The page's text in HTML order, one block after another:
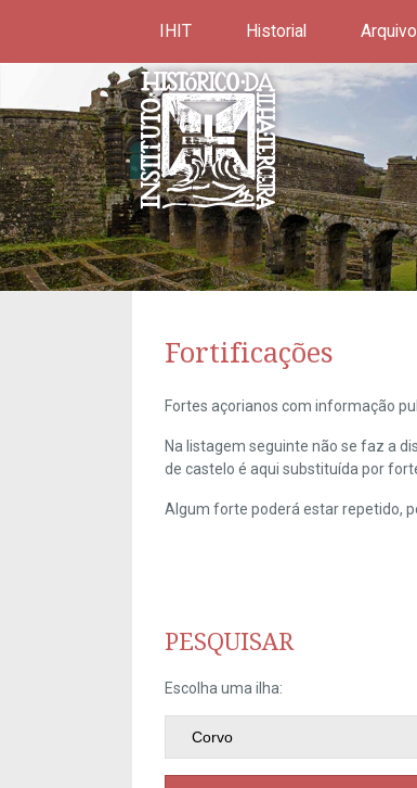
IHIT Historial Arquivo
Fortificações
Fortes açorianos com informação
Na listagem seguinte não se faz a
de castelo é aqui substituída por
Algum forte poderá estar repetido,
PESQUISAR
Escolha uma ilha: